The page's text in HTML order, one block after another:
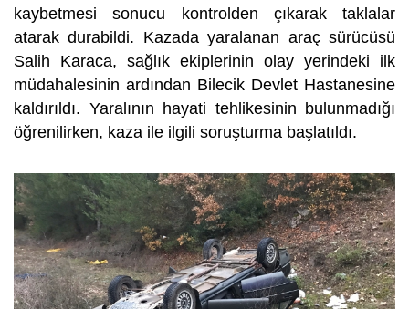
kaybetmesi sonucu kontrolden çıkarak taklalar
atarak durabildi. Kazada yaralanan araç sürücüsü
Salih Karaca, sağlık ekiplerinin olay yerindeki ilk
müdahalesinin ardından Bilecik Devlet Hastanesine
kaldırıldı. Yaralının hayati tehlikesinin bulunmadığı
öğrenilirken, kaza ile ilgili soruşturma başlatıldı.